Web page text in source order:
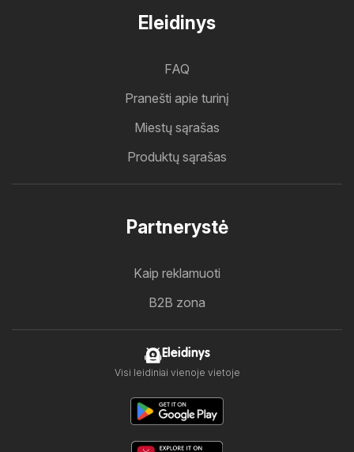
Eleidinys
FAQ
Pranešti apie turinį
Miestų sąrašas
Produktų sąrašas
Partnerystė
Kaip reklamuoti
B2B zona
Eleidinys
Visi leidiniai vienoje vietoje